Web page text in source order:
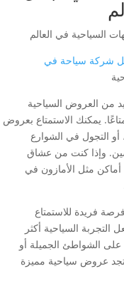
شركة سياحة في
من العروض السياحية
يمكنك الاستمتاع بعروض
أو التجول في الشوارع
وإذا كنت من عشاق
مثل الأمازون في
فريدة للاستمتاع
التجربة السياحية أكثر
الشواطئ الجميلة أو
عروض سياحية مميزة